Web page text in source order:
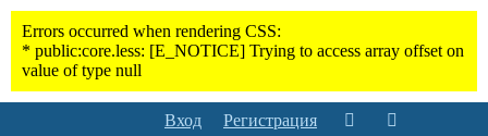
Вход Регистрация